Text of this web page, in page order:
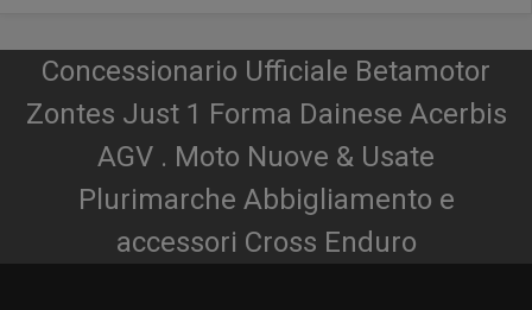
Concessionario Ufficiale Betamotor
Zontes Just 1 Forma Dainese Acerbis
AGV . Moto Nuove & Usate
Plurimarche Abbigliamento e
accessori Cross Enduro